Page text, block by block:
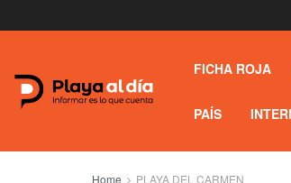
FICHA ROJA
PAÍS
Home PLAYA DEL CARMEN